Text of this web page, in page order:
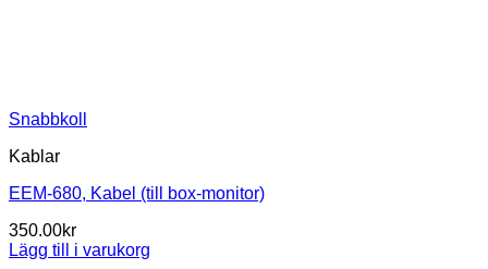
Snabbkoll
Kablar
EEM-680, Kabel (till box-monitor)
350.00kr
Lägg till i varukorg